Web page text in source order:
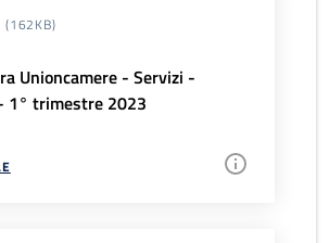
(162KB)
Unioncamere - Servizi -
1° trimestre 2023